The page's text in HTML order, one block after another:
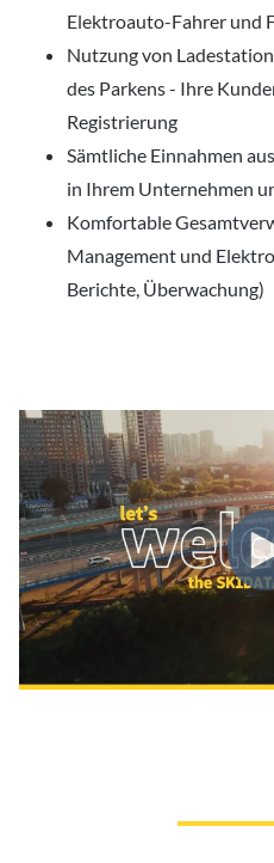
Elektroauto-Fahrer und
Nutzung von
des Parkens - Ihre
Registrierung
Sämtliche Einnahmen
in Ihrem Unternehmen
Komfortable
Management und
Berichte, Überwachung)